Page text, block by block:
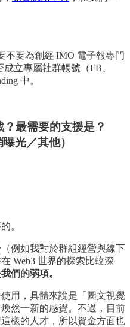
不要為創經 IMO 電子報專門
立專屬社群帳號（FB、
中。
最需要的支援是？
光／其他）
。
例如我對於群組經營與線下
Web3 世界的探索比較深
們的弱項。
用，具體來說是「圖文視覺
然一新的感覺。不過，目前
樣的人才，所以資金方面也